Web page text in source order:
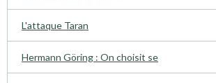
L'attaque Taran
Hermann Göring : On choisit se